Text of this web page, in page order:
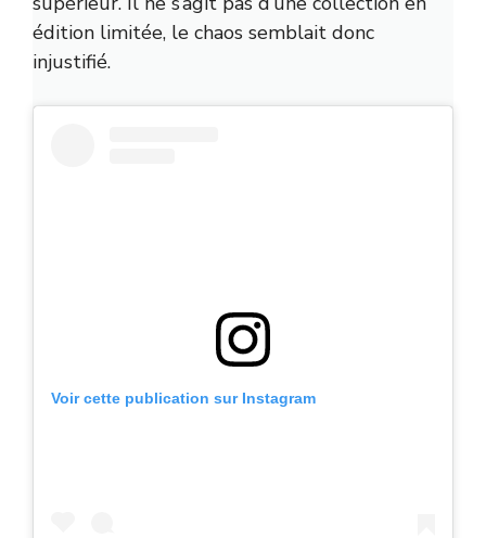
édition limitée, le chaos semblait donc
injustifié.
Voir cette publication sur Instagram